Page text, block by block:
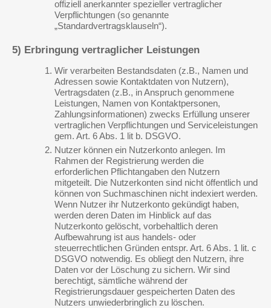
offiziell anerkannter spezieller vertraglicher
Verpflichtungen (so genannte
„Standardvertragsklauseln“).
5) Erbringung vertraglicher Leistungen
Wir verarbeiten Bestandsdaten (z.B., Namen und
Adressen sowie Kontaktdaten von Nutzern),
Vertragsdaten (z.B., in Anspruch genommene
Leistungen, Namen von Kontaktpersonen,
Zahlungsinformationen) zwecks Erfüllung unserer
vertraglichen Verpflichtungen und Serviceleistungen
gem. Art. 6 Abs. 1 lit b. DSGVO.
Nutzer können ein Nutzerkonto anlegen. Im
Rahmen der Registrierung werden die
erforderlichen Pflichtangaben den Nutzern
mitgeteilt. Die Nutzerkonten sind nicht öffentlich und
können von Suchmaschinen nicht indexiert werden.
Wenn Nutzer ihr Nutzerkonto gekündigt haben,
werden deren Daten im Hinblick auf das
Nutzerkonto gelöscht, vorbehaltlich deren
Aufbewahrung ist aus handels- oder
steuerrechtlichen Gründen entspr. Art. 6 Abs. 1 lit. c
DSGVO notwendig. Es obliegt den Nutzern, ihre
Daten vor der Löschung zu sichern. Wir sind
berechtigt, sämtliche während der
Registrierungsdauer gespeicherten Daten des
Nutzers unwiederbringlich zu löschen.